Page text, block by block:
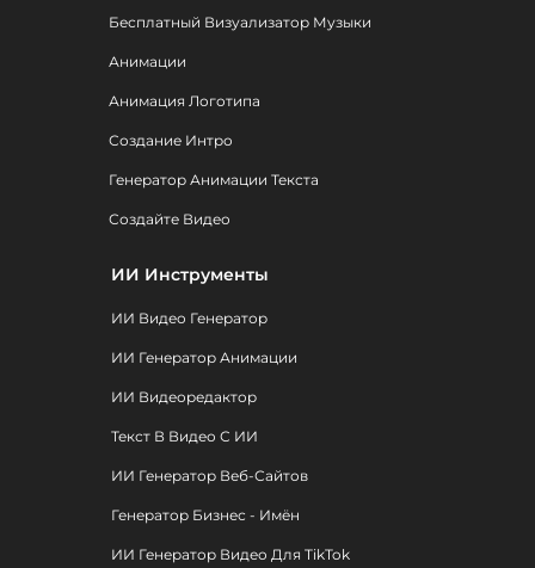
Бесплатный Визуализатор Музыки
Анимации
Анимация Логотипа
Создание Интро
Генератор Анимации Текста
Создайте Видео
ИИ Инструменты
ИИ Видео Генератор
ИИ Генератор Анимации
ИИ Видеоредактор
Текст В Видео С ИИ
ИИ Генератор Веб-Сайтов
Генератор Бизнес - Имён
ИИ Генератор Видео Для TikTok